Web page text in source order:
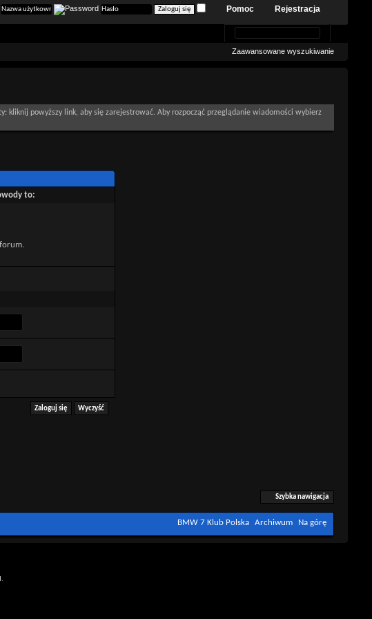
Rejestracja
Pomoc
Zaawansowane wyszukiwanie
kliknij powyższy link, aby się zarejestrować. Aby rozpocząć przeglądanie wiadomości wybierz
to:
Szybka nawigacja
BMW 7 Klub Polska Archiwum Na górę